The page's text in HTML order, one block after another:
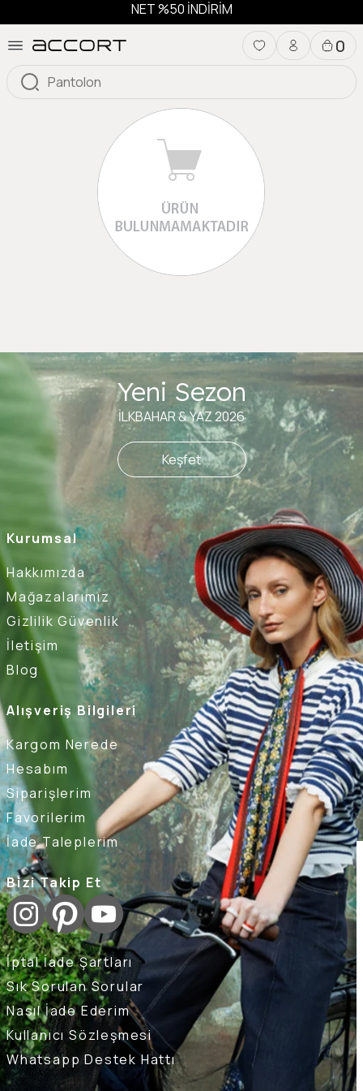
NET %50 İNDİRİM
0
Kurumsal
Hakkımızda
Mağazalarımız
Gizlilik Güvenlik
İletişim
Blog
Alışveriş Bilgileri
Kargom Nerede
Hesabım
Siparişlerim
Favorilerim
İade Taleplerim
Bizi Takip Et
İptal İade Şartları
Sık Sorulan Sorular
Nasıl İade Ederim
Kullanıcı Sözleşmesi
Whatsapp Destek Hattı
Yeni Sezon
İLKBAHAR & YAZ 2026
Keşfet